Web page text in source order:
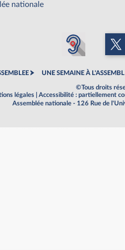
nationale
UNE SEMAINE À
©Tous droits
légales
Accessibilité : partiellement
Assemblée nationale - 126 Rue de